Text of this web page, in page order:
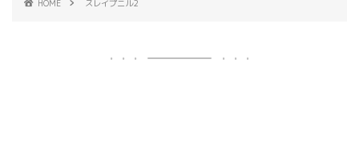
HOME スレイプニル2